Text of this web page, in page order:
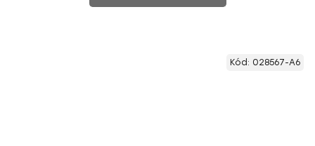
Kód: 028567-A6